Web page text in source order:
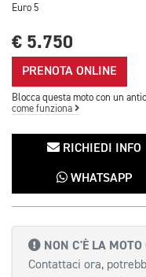
Euro 5
€ 5.750
PRENOTA ONLINE
Blocca questa moto con un
come funziona
RICHIEDI INFO
WHATSAPP
NON C'È LA
Contattaci ora,